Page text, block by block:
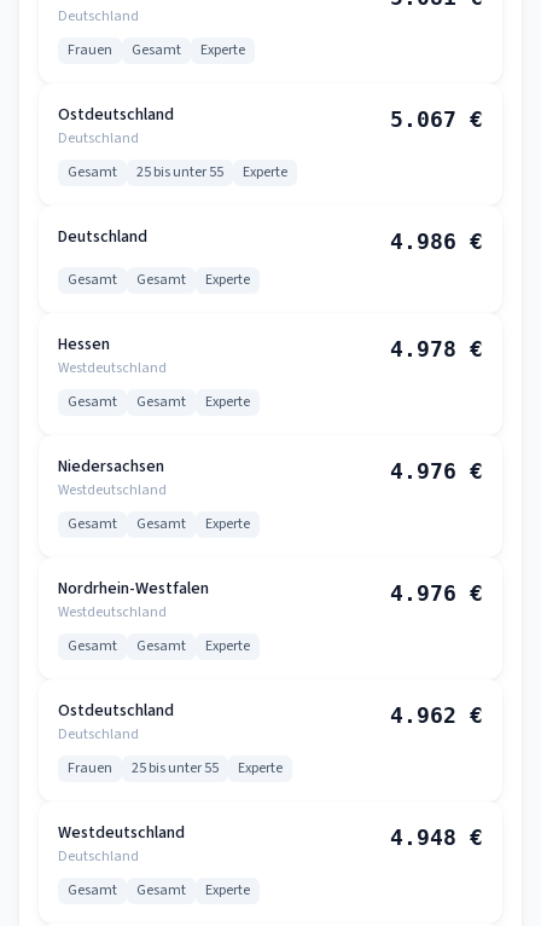
Deutschland
Frauen Gesamt Experte
Ostdeutschland
Deutschland
5.067 €
Gesamt 25 bis unter 55 Experte
Deutschland 4.986 €
Gesamt Gesamt Experte
Hessen
Westdeutschland
4.978 €
Gesamt Gesamt Experte
Niedersachsen
Westdeutschland
4.976 €
Gesamt Gesamt Experte
Nordrhein-Westfalen
Westdeutschland
4.976 €
Gesamt Gesamt Experte
Ostdeutschland
Deutschland
4.962 €
Frauen 25 bis unter 55 Experte
Westdeutschland
Deutschland
4.948 €
Gesamt Gesamt Experte